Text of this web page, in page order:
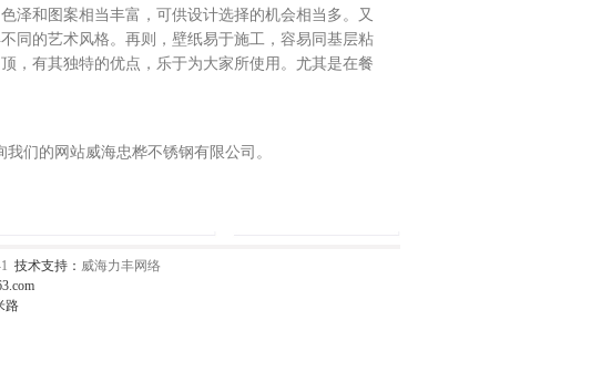
泽和图案相当丰富，可供设计选择的机会相当多。又
同的艺术风格。再则，壁纸易于施工，容易同基层粘
，有其独特的优点，乐于为大家所使用。尤其是在餐
们的网站威海忠桦不锈钢有限公司。
技术支持： 威海力丰网络
路